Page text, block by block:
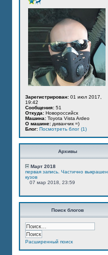
Зарегистрирован: 01 июл 2017,
19:42
Сообщения: 51
Откуда: Новороссийск
Машина: Toyota Vista Ardeo
О машине: диванчик =)
Блог: Посмотреть блог (1)
Архивы
Март 2018
первая запись. Частично выкрашен
кузов
07 мар 2018, 23:59
Поиск блогов
Расширенный поиск